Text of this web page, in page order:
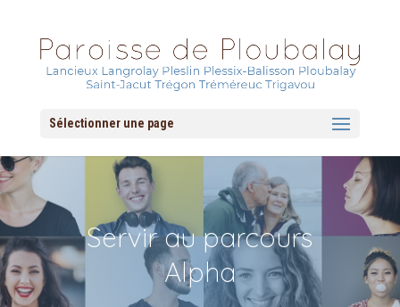
Sélectionner une page
Servir au parcours
Alpha